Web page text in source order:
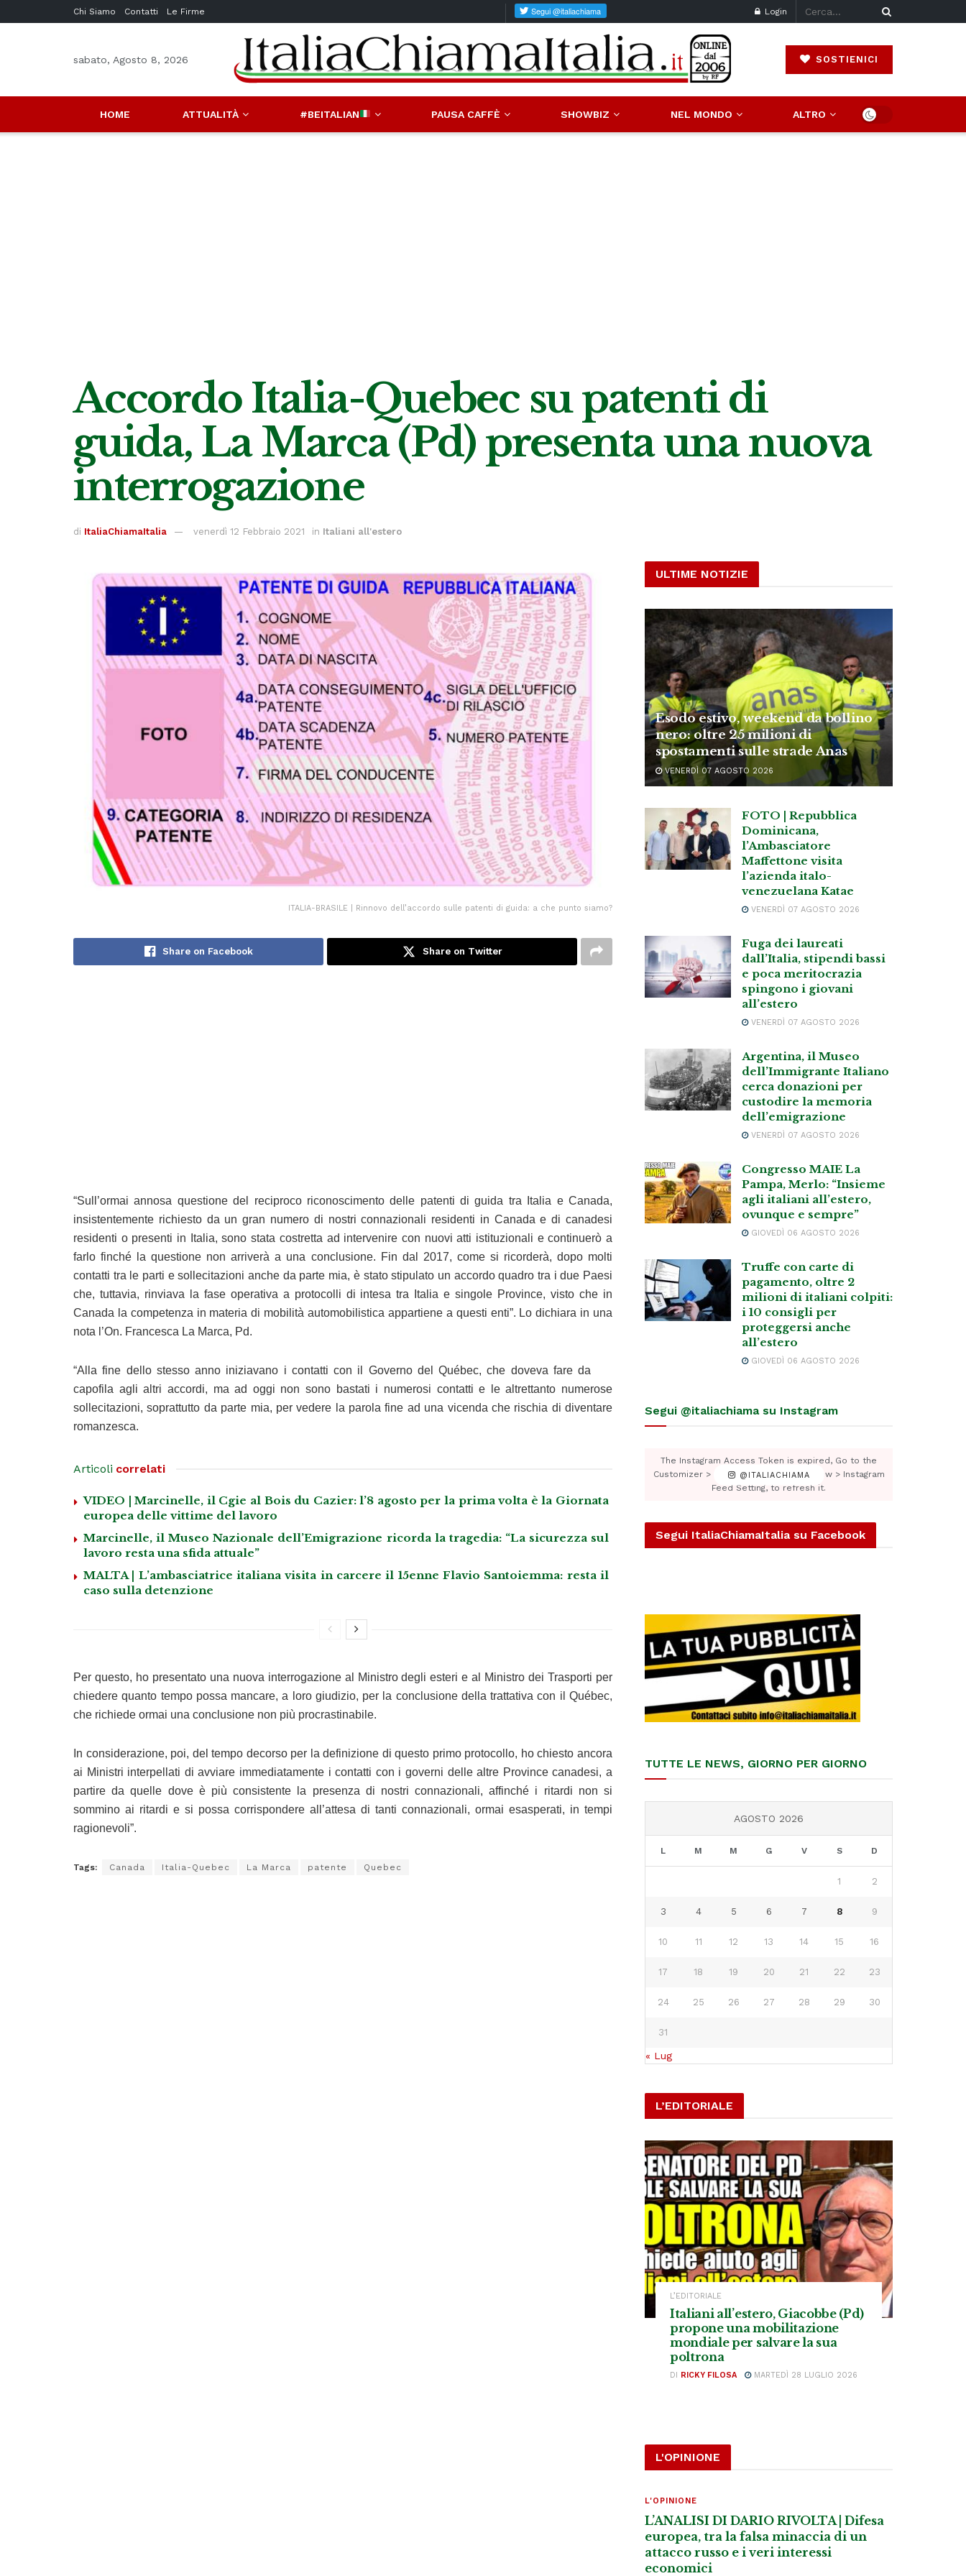
Chi Siamo Contatti Le Firme Login
sabato, Agosto 8, 2026 SOSTIENICI
HOME ATTUALITÀ #BEITALIAN PAUSA CAFFÈ SHOWBIZ NEL MONDO ALTRO
Accordo Italia-Quebec su patenti di
guida, La Marca (Pd) presenta una nuova
interrogazione
di ItaliaChiamaItalia venerdì 12 Febbraio 2021 in Italiani all'estero
ITALIA-BRASILE | Rinnovo dell’accordo sulle patenti di guida: a che punto siamo?
Share on Facebook Share on Twitter
“Sull’ormai annosa questione del reciproco riconoscimento delle patenti di guida tra Italia e Canada,
insistentemente richiesto da un gran numero di nostri connazionali residenti in Canada e di canadesi
residenti o presenti in Italia, sono stata costretta ad intervenire con nuovi atti istituzionali e continuerò a
farlo finché la questione non arriverà a una conclusione. Fin dal 2017, come si ricorderà, dopo molti
contatti tra le parti e sollecitazioni anche da parte mia, è stato stipulato un accordo quadro tra i due Paesi
che, tuttavia, rinviava la fase operativa a protocolli di intesa tra Italia e singole Province, visto che in
Canada la competenza in materia di mobilità automobilistica appartiene a questi enti”. Lo dichiara in una
nota l’On. Francesca La Marca, Pd.
“Alla fine dello stesso anno iniziavano i contatti con il Governo del Québec, che doveva fare da
capofila agli altri accordi, ma ad oggi non sono bastati i numerosi contatti e le altrettanto numerose
sollecitazioni, soprattutto da parte mia, per vedere la parola fine ad una vicenda che rischia di diventare
romanzesca.
Articoli correlati
VIDEO | Marcinelle, il Cgie al Bois du Cazier: l’8 agosto per la prima volta è la Giornata
europea delle vittime del lavoro
Marcinelle, il Museo Nazionale dell’Emigrazione ricorda la tragedia: “La sicurezza sul
lavoro resta una sfida attuale”
MALTA | L’ambasciatrice italiana visita in carcere il 15enne Flavio Santoiemma: resta il
caso sulla detenzione
Per questo, ho presentato una nuova interrogazione al Ministro degli esteri e al Ministro dei Trasporti per
chiedere quanto tempo possa mancare, a loro giudizio, per la conclusione della trattativa con il Québec,
che richiede ormai una conclusione non più procrastinabile.
In considerazione, poi, del tempo decorso per la definizione di questo primo protocollo, ho chiesto ancora
ai Ministri interpellati di avviare immediatamente i contatti con i governi delle altre Province canadesi, a
partire da quelle dove è più consistente la presenza di nostri connazionali, affinché i ritardi non si
sommino ai ritardi e si possa corrispondere all’attesa di tanti connazionali, ormai esasperati, in tempi
ragionevoli”.
Tags: Canada Italia-Quebec La Marca patente Quebec
ULTIME NOTIZIE
Esodo estivo, weekend da bollino
nero: oltre 25 milioni di
spostamenti sulle strade Anas
VENERDÌ 07 AGOSTO 2026
FOTO | Repubblica
Dominicana,
l’Ambasciatore
Maffettone visita
l’azienda italo-
venezuelana Katae
VENERDÌ 07 AGOSTO 2026
Fuga dei laureati
dall’Italia, stipendi bassi
e poca meritocrazia
spingono i giovani
all’estero
VENERDÌ 07 AGOSTO 2026
Argentina, il Museo
dell’Immigrante Italiano
cerca donazioni per
custodire la memoria
dell’emigrazione
VENERDÌ 07 AGOSTO 2026
Congresso MAIE La
Pampa, Merlo: “Insieme
agli italiani all’estero,
ovunque e sempre”
GIOVEDÌ 06 AGOSTO 2026
Truffe con carte di
pagamento, oltre 2
milioni di italiani colpiti:
i 10 consigli per
proteggersi anche
all’estero
GIOVEDÌ 06 AGOSTO 2026
Segui @italiachiama su Instagram
@ITALIACHIAMA
The Instagram Access Token is expired, Go to the
Customizer > JNews : Social, Like & View > Instagram
Feed Setting, to refresh it.
Segui ItaliaChiamaItalia su Facebook
TUTTE LE NEWS, GIORNO PER GIORNO
AGOSTO 2026
L M M G V S D
1 2
3 4 5 6 7 8 9
10 11 12 13 14 15 16
17 18 19 20 21 22 23
24 25 26 27 28 29 30
31
« Lug
L’EDITORIALE
L’EDITORIALE
Italiani all’estero, Giacobbe (Pd)
propone una mobilitazione
mondiale per salvare la sua
poltrona
DI RICKY FILOSA MARTEDÌ 28 LUGLIO 2026
L'OPINIONE
L'OPINIONE
L’ANALISI DI DARIO RIVOLTA | Difesa
europea, tra la falsa minaccia di un
attacco russo e i veri interessi
economici